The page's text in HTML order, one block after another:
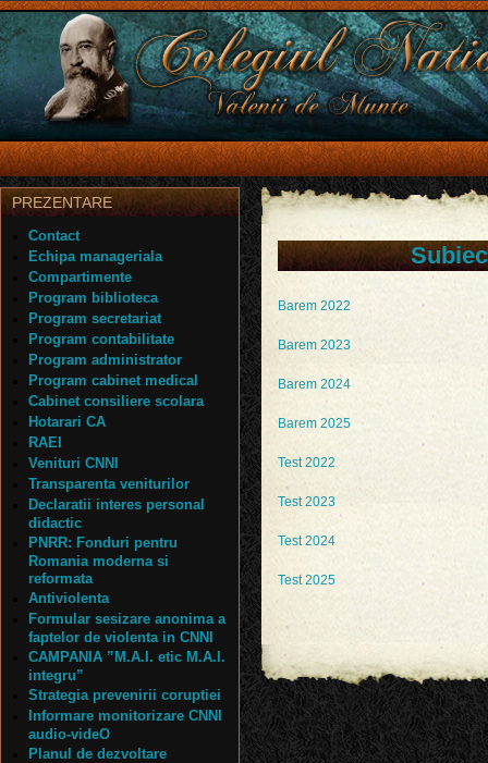
Barem 2022
Barem 2023
Barem 2024
Barem 2025
Test 2022
Test 2023
Test 2024
Test 2025
PREZENTARE
Contact
Echipa manageriala
Compartimente
Program biblioteca
Program secretariat
Program contabilitate
Program administrator
Program cabinet medical
Cabinet consiliere scolara
Hotarari CA
RAEI
Venituri CNNI
Transparenta veniturilor
Declaratii interes personal
didactic
PNRR: Fonduri pentru
Romania moderna si
reformata
Antiviolenta
Formular sesizare anonima a
faptelor de violenta in CNNI
CAMPANIA ”M.A.I. etic M.A.I.
integru”
Strategia prevenirii coruptiei
Informare monitorizare CNNI
audio-videO
Planul de dezvoltare